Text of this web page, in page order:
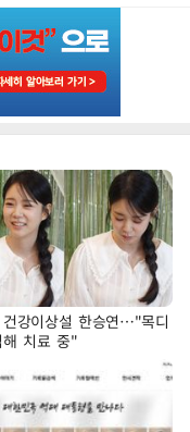
강이상설 한승연…"목디
치료 중"